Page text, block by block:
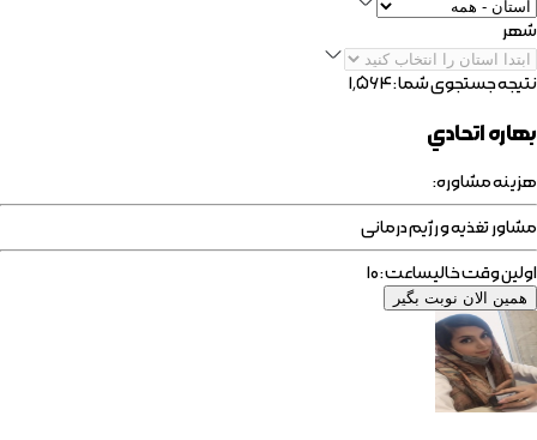
شهر
نتیجه جستجوی شما :۱٬۵۶۴
بهاره اتحادي
هزینه مشاوره:
مشاور تغذیه و رژیم درمانی
اولین وقت خالیساعت : ۱۰
همین الان نوبت بگیر